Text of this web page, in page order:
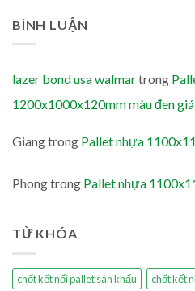
BÌNH LUẬN
lazer bond usa walmartrong
1200x1000x120mm màu đen
Giangtrong Pallet nhựa
Phongtrong Pallet nhựa
TỪ KHÓA
chốt kết nối pallet sân khấu chốt kết